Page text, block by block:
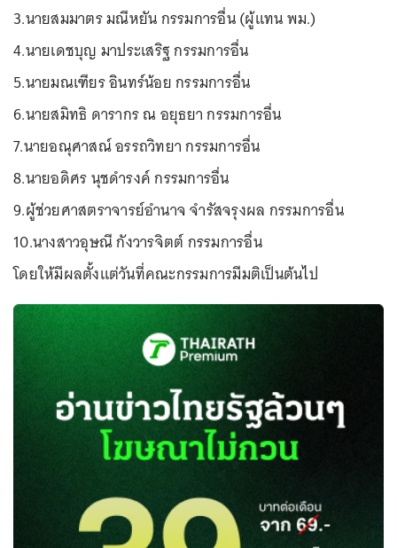
3.นายสมมาตร มณีหยัน กรรมการอื่น (ผู้แทน พม.)
4.นายเดชบุญ มาประเสริฐ กรรมการอื่น
5.นายมณเฑียร อินทร์น้อย กรรมการอื่น
6.นายสมิทธิ ดารากร ณ อยุธยา กรรมการอื่น
7.นายอณุศาสณ์ อรรถวิทยา กรรมการอื่น
8.นายอดิศร นุชดำรงค์ กรรมการอื่น
9.ผู้ช่วยศาสตราจารย์อำนาจ จำรัสจรุงผล กรรมการอื่น
10.นางสาวอุษณี กังวารจิตต์ กรรมการอื่น
โดยให้มีผลตั้งแต่วันที่คณะกรรมการมีมติเป็นต้นไป